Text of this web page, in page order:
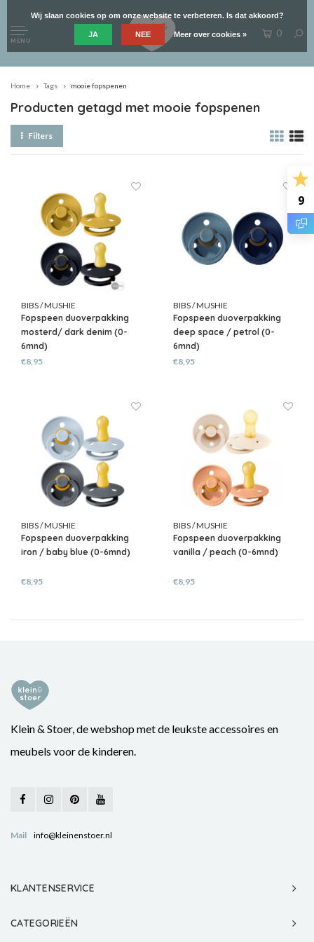
9
MENU
0
Home Tags mooie fopspenen
Producten getagd met mooie fopspenen
Filters
BIBS / MUSHIE
Fopspeen duoverpakking
mosterd/ dark denim (0-
6mnd)
€8,95
BIBS / MUSHIE
Fopspeen duoverpakking
deep space / petrol (0-
6mnd)
€8,95
BIBS / MUSHIE
Fopspeen duoverpakking
iron / baby blue (0-6mnd)
€8,95
BIBS / MUSHIE
Fopspeen duoverpakking
vanilla / peach (0-6mnd)
€8,95
Klein & Stoer, de webshop met de leukste accessoires en
meubels voor de kinderen.
Mail info@kleinenstoer.nl
KLANTENSERVICE
CATEGORIEËN
Wij slaan cookies op om onze website te verbeteren. Is dat akkoord?
JA NEE Meer over cookies »